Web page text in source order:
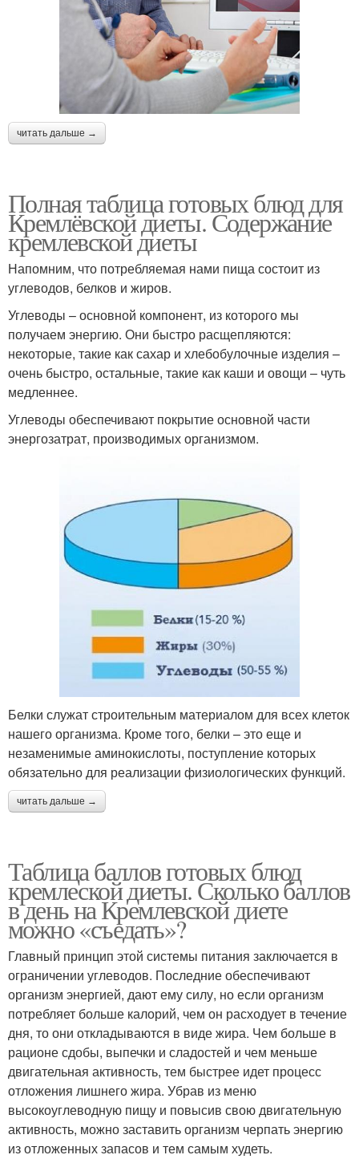
читать дальше →
Полная таблица готовых блюд для
Кремлёвской диеты. Содержание
кремлевской диеты
Напомним, что потребляемая нами пища состоит из
углеводов, белков и жиров.
Углеводы – основной компонент, из которого мы
получаем энергию. Они быстро расщепляются:
некоторые, такие как сахар и хлебобулочные изделия –
очень быстро, остальные, такие как каши и овощи – чуть
медленнее.
Углеводы обеспечивают покрытие основной части
энергозатрат, производимых организмом.
Белки служат строительным материалом для всех клеток
нашего организма. Кроме того, белки – это еще и
незаменимые аминокислоты, поступление которых
обязательно для реализации физиологических функций.
читать дальше →
Таблица баллов готовых блюд
кремлеской диеты. Сколько баллов
в день на Кремлевской диете
можно «съедать»?
Главный принцип этой системы питания заключается в
ограничении углеводов. Последние обеспечивают
организм энергией, дают ему силу, но если организм
потребляет больше калорий, чем он расходует в течение
дня, то они откладываются в виде жира. Чем больше в
рационе сдобы, выпечки и сладостей и чем меньше
двигательная активность, тем быстрее идет процесс
отложения лишнего жира. Убрав из меню
высокоуглеводную пищу и повысив свою двигательную
активность, можно заставить организм черпать энергию
из отложенных запасов и тем самым худеть.